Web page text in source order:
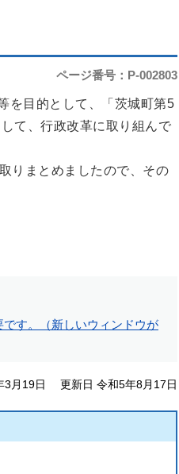
ページ番号：P-002803
を目的として、「茨城町第5
て、行政改革に取り組んで
りまとめましたので、その
す。（新しいウィンドウが
3月19日 更新日 令和5年8月17日